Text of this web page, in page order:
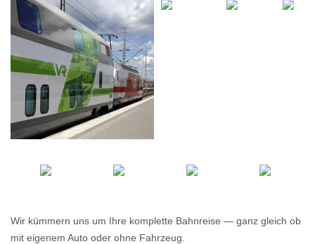
Wir kümmern uns um Ihre komplette Bahnreise — ganz gleich ob
mit eigenem Auto oder ohne Fahrzeug.